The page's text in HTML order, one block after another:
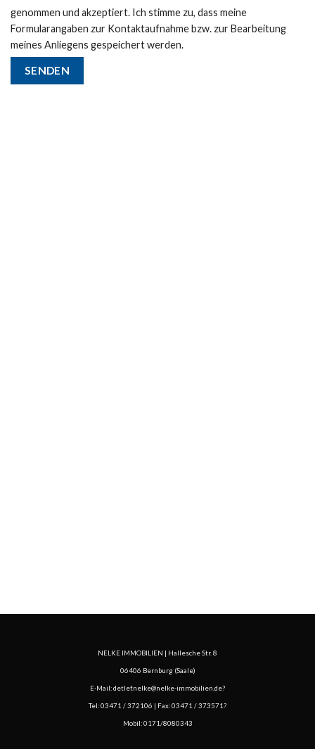
genommen und akzeptiert. Ich stimme zu, dass meine
Formularangaben zur Kontaktaufnahme bzw. zur Bearbeitung
meines Anliegens gespeichert werden.
NELKE IMMOBILIEN | Hallesche Str. 8
06406 Bernburg (Saale)
E-Mail:detlef.nelke@nelke-immobilien.de?
Tel:03471 / 372106 | Fax: 03471 / 373571?
Mobil:0171/8080343